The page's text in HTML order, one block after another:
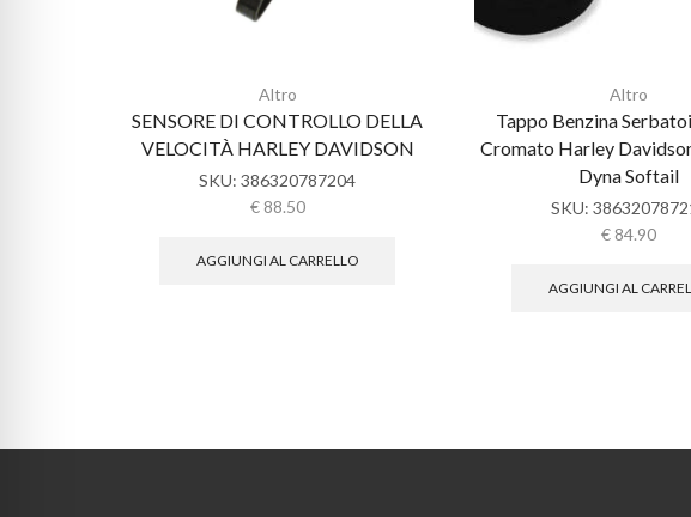
Altro
SENSORE DI CONTROLLO DELLA
VELOCITÀ HARLEY DAVIDSON
SKU:386320787204
€88.50
AGGIUNGI AL CARRELLO
Altro
Tappo Benzina
Cromato Harley
Dyna Softail
SKU:
€ 84.90
AGGIUNGI AL